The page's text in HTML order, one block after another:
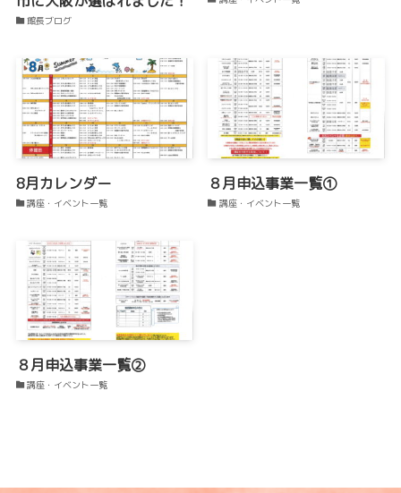
館長ブログ
8月カレンダー
講座・イベント一覧
８月申込事業一覧①
講座・イベント一覧
８月申込事業一覧②
講座・イベント一覧